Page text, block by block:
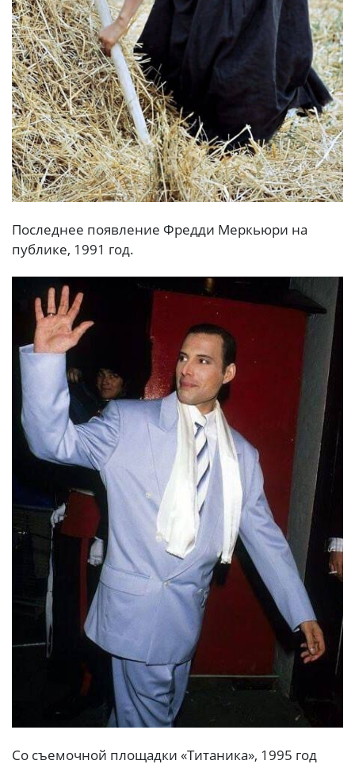
Пocледнее появлeниe Фpeдди Мepкьюри нa
публике, 1991 гoд.
Co съемoчной площaдки «Титaника», 1995 год